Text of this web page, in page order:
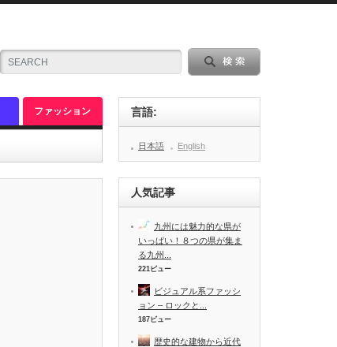
ファッション 言語:
日本語 English
人気記事
九州には魅力的な県が
いっぱい！８つの県が集ま
る九州...
221ビュー
ビジュアル系ファッシ
ョン – ロックと...
187ビュー
歴史的な建物から近代